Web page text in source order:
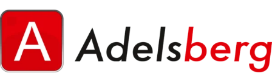
za popolno klimo v vašem domu ali
pisarni.
Udobje nove generacije – brez
kompromisov.
Pametna, varčna in sodobna rešitev
za udobno klimo skozi vse leto.
Udobje, ki ga občutiš.